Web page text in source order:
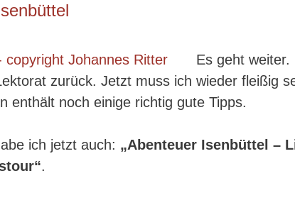
Es geht weiter.
zurück. Jetzt muss ich wieder fleißig
enthält noch einige richtig gute Tipps.
ich jetzt auch: „Abenteuer Isenbüttel –
.